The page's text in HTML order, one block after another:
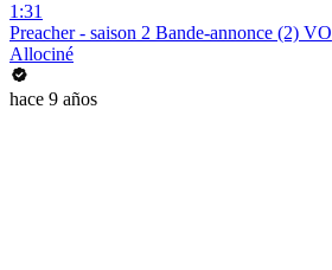
1:31
Preacher - saison 2 Bande-annonce (2) VO
Allociné
hace 9 años